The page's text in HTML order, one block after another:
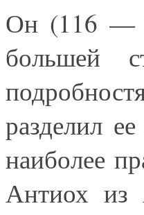
Он (116 —
большей
разделил
наиболее
Антиох из